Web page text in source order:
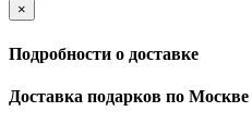
×
Подробности о доставке
Доставка подарков по Москве